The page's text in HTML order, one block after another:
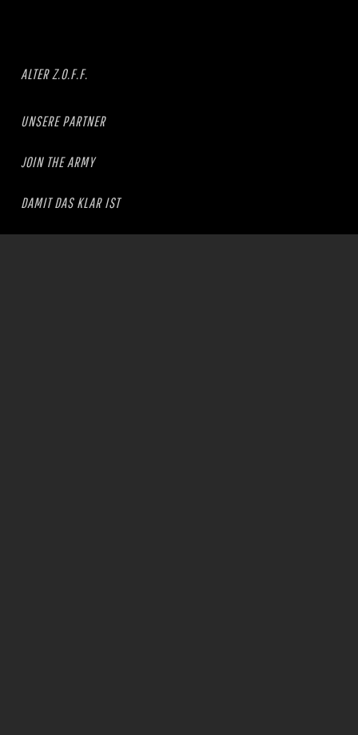
ALTER Z.O.F.F.
UNSERE PARTNER
JOIN THE ARMY
DAMIT DAS KLAR IST